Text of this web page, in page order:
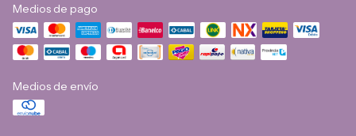
Medios de pago
Medios de envío